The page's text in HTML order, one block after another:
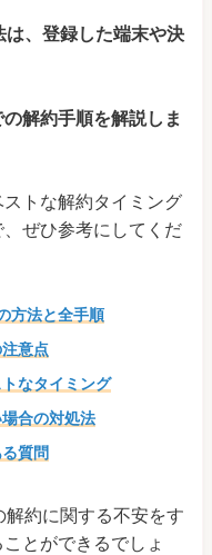
、登録した端末や決
解約手順を解説しま
トな解約タイミング
ぜひ参考にしてくだ
方法と全手順
意点
なタイミング
合の対処法
質問
約に関する不安をす
とができるでしょ